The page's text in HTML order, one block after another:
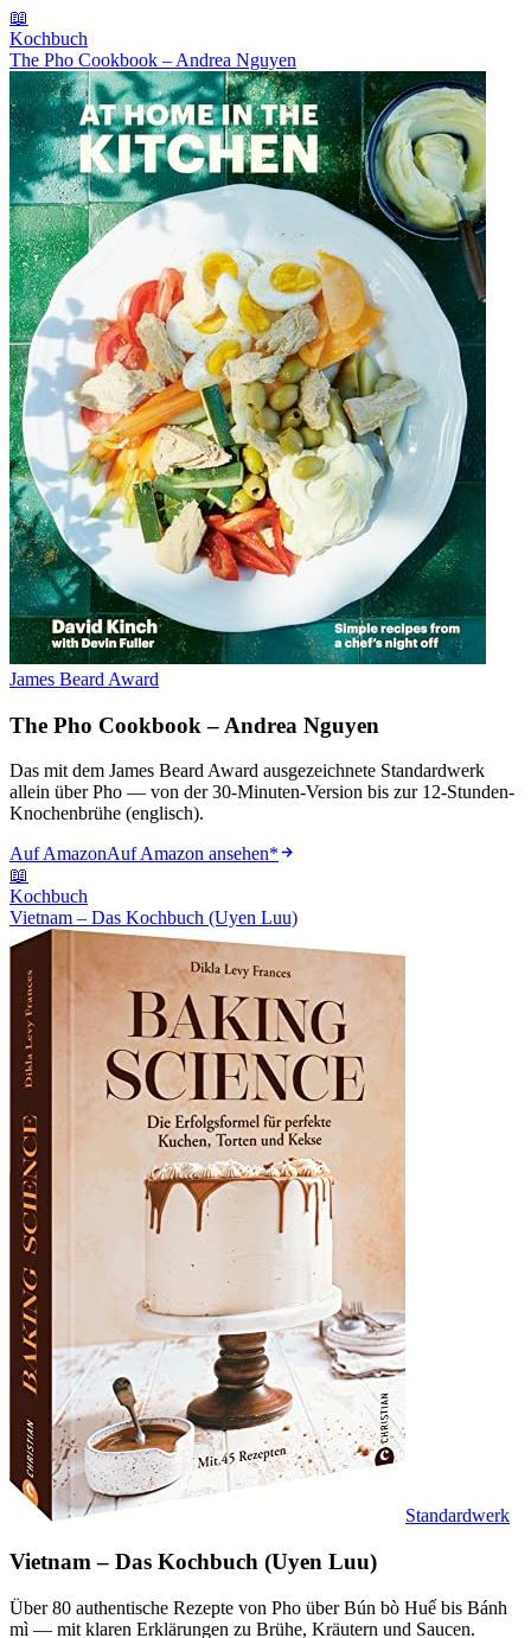
📖
Kochbuch
The Pho Cookbook – Andrea Nguyen
James Beard Award
The Pho Cookbook – Andrea Nguyen
Das mit dem James Beard Award ausgezeichnete Standardwerk
allein über Pho — von der 30-Minuten-Version bis zur 12-Stunden-
Knochenbrühe (englisch).
Auf AmazonAuf Amazon ansehen*
📖
Kochbuch
Vietnam – Das Kochbuch (Uyen Luu)
Standardwerk
Vietnam – Das Kochbuch (Uyen Luu)
Über 80 authentische Rezepte von Pho über Bún bò Huế bis Bánh
mì — mit klaren Erklärungen zu Brühe, Kräutern und Saucen.